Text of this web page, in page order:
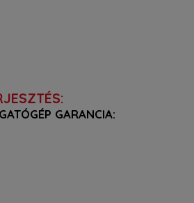
GARANCIA: